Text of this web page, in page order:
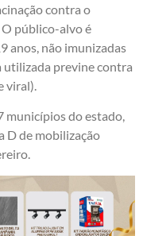
contra o
O público-alvo é
anos, não imunizadas
utilizada previne contra
viral).
municípios do estado,
D de mobilização